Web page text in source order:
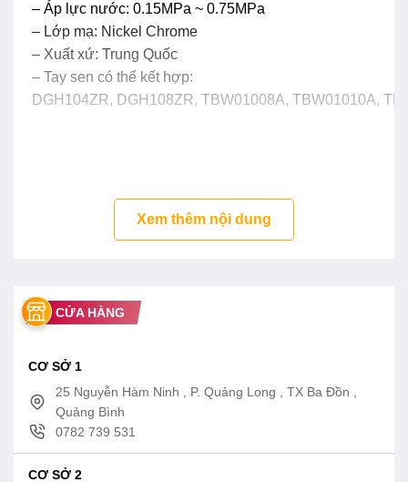
– Áp lực nước: 0.15MPa ~ 0.75MPa
– Lớp mạ: Nickel Chrome
– Xuất xứ: Trung Quốc
– Tay sen có thể kết hợp:
DGH104ZR, DGH108ZR, TBW01008A, TBW01010A,
Xem thêm nội dung
CỬA HÀNG
CƠ SỞ 1
25 Nguyễn Hàm Ninh , P. Quảng Long , TX Ba Đồn ,
Quảng Bình
0782 739 531
CƠ SỞ 2